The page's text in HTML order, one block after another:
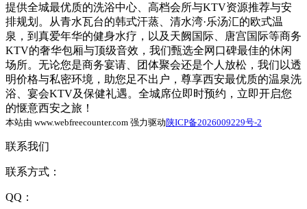
提供全城最优质的洗浴中心、高档会所与KTV资源推荐与安
排规划。从青水瓦台的韩式汗蒸、清水湾·乐汤汇的欧式温
泉，到真爱年华的健身水疗，以及天阙国际、唐宫国际等商务
KTV的奢华包厢与顶级音效，我们甄选全网口碑最佳的休闲
场所。无论您是商务宴请、团体聚会还是个人放松，我们以透
明价格与私密环境，助您足不出户，尊享西安最优质的温泉洗
浴、宴会KTV及保健礼遇。全城席位即时预约，立即开启您
的惬意西安之旅！
本站由 www.webfreecounter.com 强力驱动陕ICP备2026009229号-2
联系我们
联系方式：
QQ：